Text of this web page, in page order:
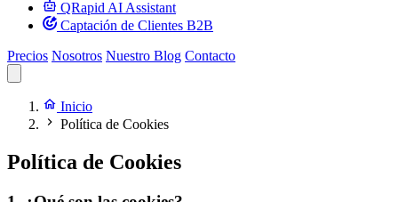
QRapid AI Assistant
Captación de Clientes B2B
Precios Nosotros Nuestro Blog Contacto
Inicio
Política de Cookies
Política de Cookies